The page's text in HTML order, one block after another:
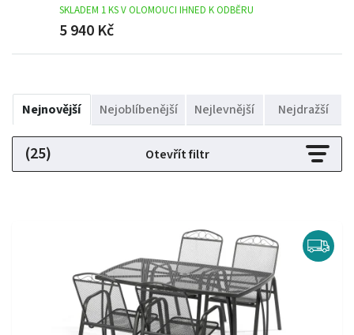
SKLADEM 1 KS V OLOMOUCI IHNED K ODBĚRU
5 940 Kč
Nejnovější Nejoblíbenější Nejlevnější Nejdražší
(25) Otevřít filtr